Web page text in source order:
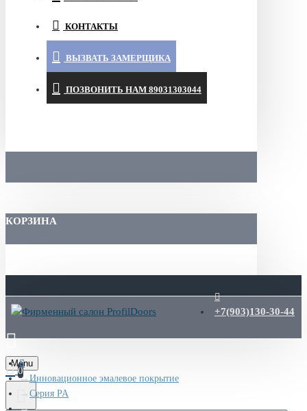
КОНТАКТЫ
ВЫЗВАТЬ ЗАМЕРЩИКА
ПОЗВОНИТЬ НАМ 89031303044
КОРЗИНА
+7(903)130-30-44
Menu
0
Инновационное эмалевое покрытие
Серия PA